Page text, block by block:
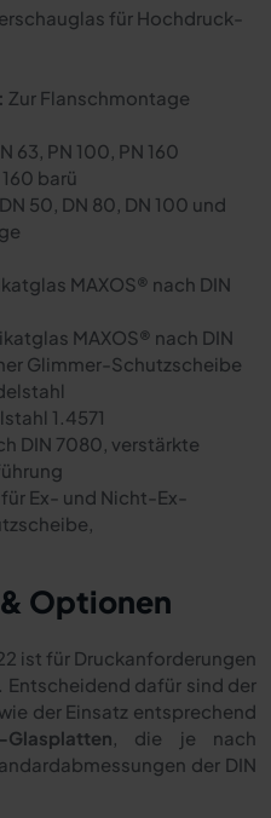
für Hochdruck-
Zur Flanschmontage
63, PN 100, PN 160
barü
50, DN 80, DN 100 und
MAXOS® nach DIN
MAXOS® nach DIN
Glimmer-Schutzscheibe
1.4571
DIN 7080, verstärkte
Ex- und Nicht-Ex-
Optionen
ist für Druckanforderungen
Entscheidend dafür sind der
der Einsatz entsprechend
, die je nach
der DIN